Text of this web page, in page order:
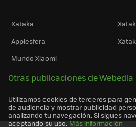
Xataka
Applesfera
Mundo Xiaomi
Otras publicaciones de Webedia
Utilizamos cookies de terceros para
de audiencia y mostrar publicidad
analizando tu navegación. Si sigues
aceptando su uso. Más información